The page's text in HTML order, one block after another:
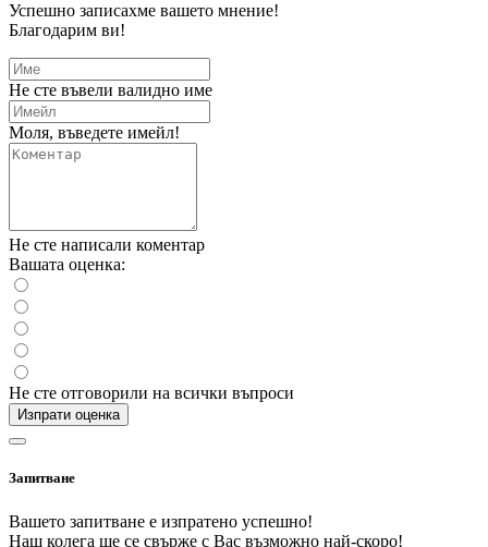
Успешно записахме вашето мнение!
Благодарим ви!
Не сте въвели валидно име
Моля, въведете имейл!
Не сте написали коментар
Вашата оценка:
Не сте отговорили на всички въпроси
Изпрати оценка
Запитване
Вашето запитване е изпратено успешно!
Наш колега ще се свърже с Вас възможно най-скоро!